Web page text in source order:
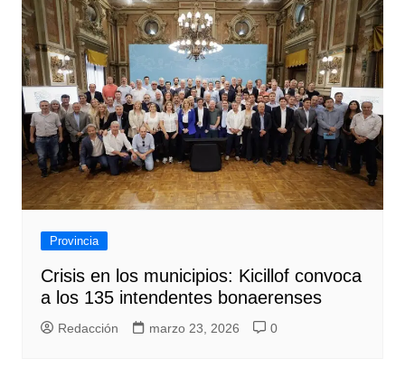
Provincia
Crisis en los municipios: Kicillof convoca
a los 135 intendentes bonaerenses
Redacción marzo 23, 2026 0